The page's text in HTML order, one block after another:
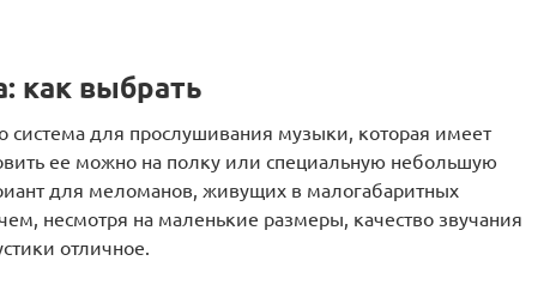
как выбрать
для прослушивания музыки, которая имеет
ее можно на полку или специальную небольшую
для меломанов, живущих в малогабаритных
несмотря на маленькие размеры, качество звучания
отличное.